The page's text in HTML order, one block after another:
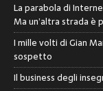
La parabola di
Ma un’altra strada è
I mille volti di Gian
sospetto
Il business degli